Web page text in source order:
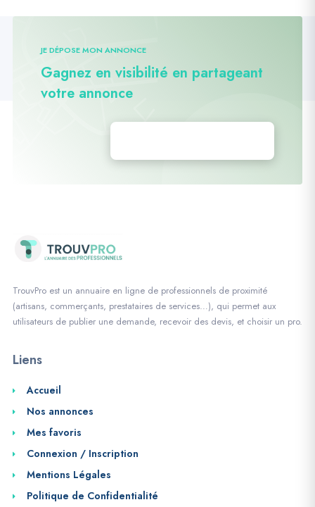
JE DÉPOSE MON ANNONCE
Gagnez en visibilité en partageant
votre annonce
TrouvPro est un annuaire en ligne de professionnels de proximité
(artisans, commerçants, prestataires de services…), qui permet aux
utilisateurs de publier une demande, recevoir des devis, et choisir un pro.
Liens
Accueil
Nos annonces
Mes favoris
Connexion / Inscription
Mentions Légales
Politique de Confidentialité